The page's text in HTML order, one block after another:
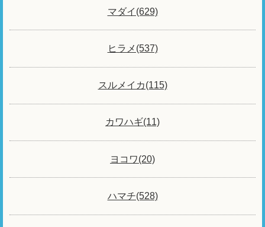
マダイ(629)
ヒラメ(537)
スルメイカ(115)
カワハギ(11)
ヨコワ(20)
ハマチ(528)